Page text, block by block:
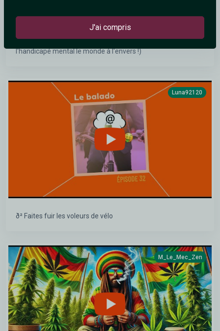
J'ai compris
Ma biographie (Je suis entouré de pédophiles et c'est moi
l'handicapé mental le monde à l'envers !)
Luna92120
ð² Faites fuir les voleurs de vélo
M_Le_Mec_Zen